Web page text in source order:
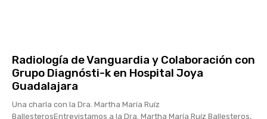
Radiología de Vanguardia y Colaboración con
Grupo Diagnósti-k en Hospital Joya
Guadalajara
Una charla con la Dra. Martha María Ruíz
BallesterosEntrevistamos a la Dra. Martha María Ruíz Ballesteros,